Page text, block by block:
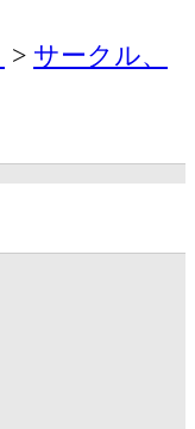
サークル、